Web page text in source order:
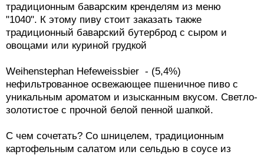
традиционным баварским кренделям из меню
"1040". К этому пиву стоит заказать также
традиционный баварский бутерброд с сыром и
овощами или куриной грудкой
Weihenstephan Hefeweissbier - (5,4%)
нефильтрованное освежающее пшеничное пиво с
уникальным ароматом и изысканным вкусом. Светло-
золотистое с прочной белой пенной шапкой.
С чем сочетать? Со шницелем, традиционным
картофельным салатом или сельдью в соусе из